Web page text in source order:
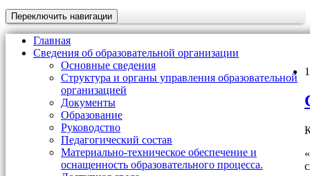
Переключить навигации
Главная
Сведения об образовательной организации
Основные сведения
Структура и органы управления образовательной
организацией
Документы
Образование
Руководство
Педагогический состав
Материально-техническое обеспечение и
оснащенность образовательного процесса.